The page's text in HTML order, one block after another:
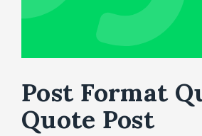
Post Format
Quote Post